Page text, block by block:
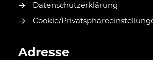
Datenschutzerklärung
Cookie/
Adresse